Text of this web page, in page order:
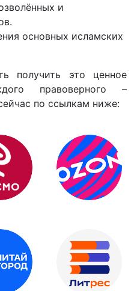
и
основных исламских
получить это ценное
правоверного –
по ссылкам ниже: